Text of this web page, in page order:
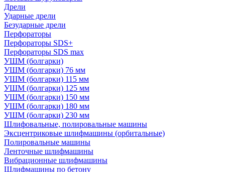
Дрели
Ударные дрели
Безударные дрели
Перфораторы
Перфораторы SDS+
Перфораторы SDS max
УШМ (болгарки)
УШМ (болгарки) 76 мм
УШМ (болгарки) 115 мм
УШМ (болгарки) 125 мм
УШМ (болгарки) 150 мм
УШМ (болгарки) 180 мм
УШМ (болгарки) 230 мм
Шлифовальные, полировальные машины
Эксцентриковые шлифмашины (орбитальные)
Полировальные машины
Ленточные шлифмашины
Вибрационные шлифмашины
Шлифмашины по бетону